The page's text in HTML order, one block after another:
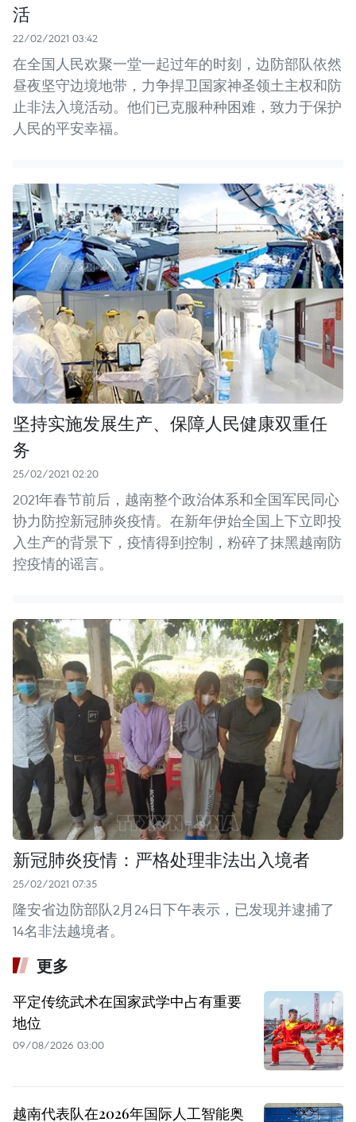
活
22/02/2021 03:42
在全国人民欢聚一堂一起过年的时刻，边防部队依然
昼夜坚守边境地带，力争捍卫国家神圣领土主权和防
止非法入境活动。他们已克服种种困难，致力于保护
人民的平安幸福。
坚持实施发展生产、保障人民健康双重任
务
25/02/2021 02:20
2021年春节前后，越南整个政治体系和全国军民同心
协力防控新冠肺炎疫情。在新年伊始全国上下立即投
入生产的背景下，疫情得到控制，粉碎了抹黑越南防
控疫情的谣言。
新冠肺炎疫情：严格处理非法出入境者
25/02/2021 07:35
隆安省边防部队2月24日下午表示，已发现并逮捕了
14名非法越境者。
更多
平定传统武术在国家武学中占有重要
地位
09/08/2026 03:00
越南代表队在2026年国际人工智能奥